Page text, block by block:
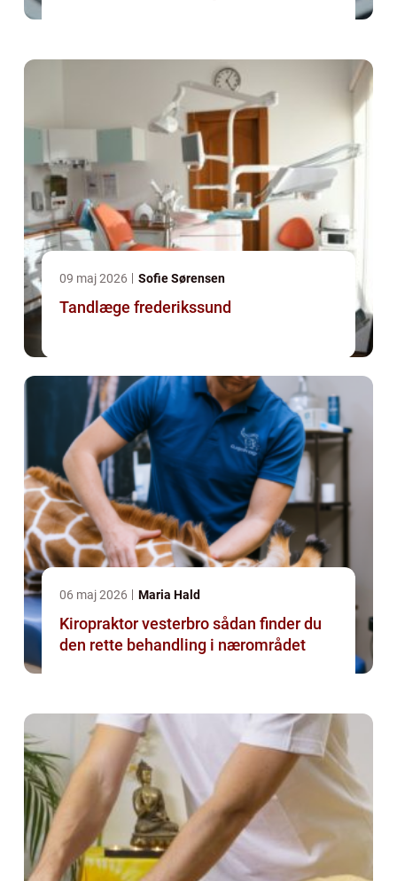
09 maj 2026 Sofie Sørensen
Tandlæge frederikssund
06 maj 2026 Maria Hald
Kiropraktor vesterbro sådan finder du
den rette behandling i nærområdet